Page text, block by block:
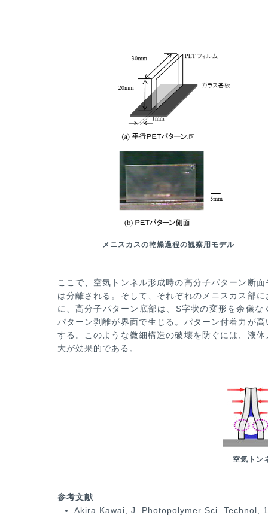
メニスカスの乾燥過程の観察用モデル
ここで、空気トンネル形成時の高分子パターン断
は分離される。そして、それぞれのメニスカス部
に、高分子パターン底部は、S字状の変形を余儀
パターン剥離が界面で生じる。パターン付着力 が高
する。このよ うな微細構造の破壊を防ぐには、液
大が効果的である。
空気トン
参考文献
Akira Kawai, J. Photopolymer Sci. Technol,